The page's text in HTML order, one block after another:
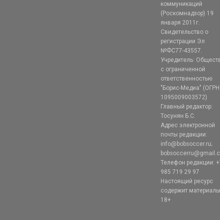
коммуникаций
(Роскомнадзор) 19
января 2011г.
Свидетельство о
регистрации Эл
№ФС77-43557.
Учредитель:
с ограниченной
ответственностью
"Борис-Медиа" (ОГРН
1095009003572)
Главный редактор:
Тосунян Б.С.
Адрес электронной
почты редакции:
info@bobsoccer.ru;
Телефон редакции:
985 719 29 97
Настоящий ресурс
содержит
18+